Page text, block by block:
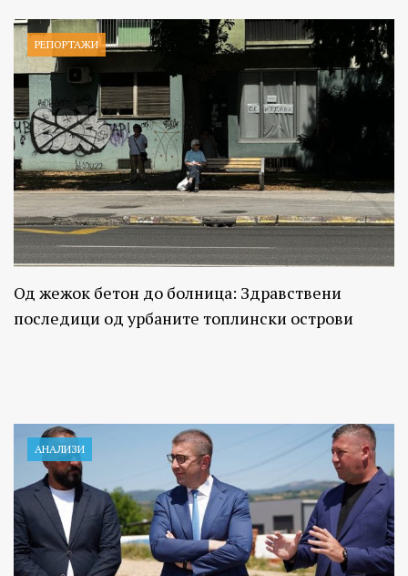
РЕПОРТАЖИ
Од жежок бетон до болница: Здравствени
последици од урбаните топлински острови
АНАЛИЗИ